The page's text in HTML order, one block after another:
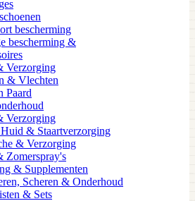
bescherming
bescherming &
Verzorging
& Vlechten
Paard
Verzorging
& Staartverzorging
& Verzorging
Zomerspray's
& Supplementen
Scheren & Onderhoud
& Sets